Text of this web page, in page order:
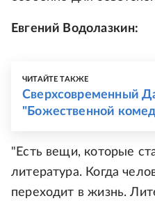
Евгений Водолазкин:
ЧИТАЙТЕ ТАКЖЕ
Cверхсовременный
"Божественной
"Есть вещи, которые
литература. Когда
переходит в жизнь.